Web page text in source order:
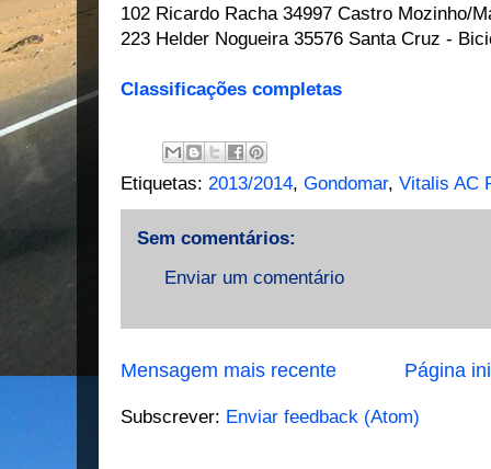
102 Ricardo Racha 34997 Castro Mozinho/
223 Helder Nogueira 35576 Santa Cruz -
Classificações completas
Etiquetas: 2013/2014, Gondomar, Vitalis AC
Sem comentários:
Enviar um comentário
Mensagem mais recente Página
Subscrever: Enviar feedback (Atom)